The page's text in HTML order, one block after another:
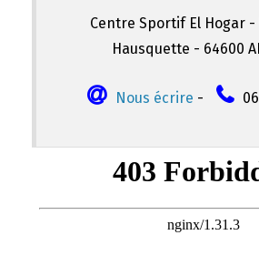
Centre Sportif El Hogar -
Hausquette - 64600
Nous écrire -